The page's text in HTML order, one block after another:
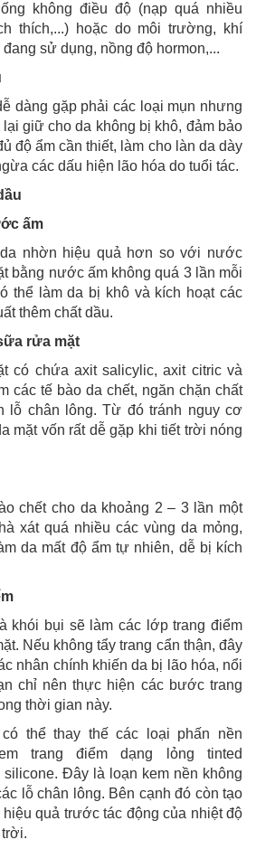
không điều độ (nạp quá nhiều
thích,...) hoặc do môi trường, khí
đang sử dụng, nồng độ hormon,...
dàng gặp phải các loại mụn nhưng
giữ cho da không bị khô, đảm bảo
độ ẩm cần thiết, làm cho làn da dày
các dấu hiện lão hóa do tuổi tác.
ấm
nhờn hiệu quả hơn so với nước
bằng nước ấm không quá 3 lần mỗi
thể làm da bị khô và kích hoạt các
thêm chất dầu.
rửa mặt
có chứa axit salicylic, axit citric và
các tế bào da chết, ngăn chặn chất
lỗ chân lông. Từ đó tránh nguy cơ
mặt vốn rất dễ gặp khi tiết trời nóng
chết cho da khoảng 2 – 3 lần một
xát quá nhiều các vùng da mỏng,
da mất độ ẩm tự nhiên, dễ bị kích
khói bụi sẽ làm các lớp trang điểm
Nếu không tẩy trang cẩn thận, đây
nhân chính khiến da bị lão hóa, nổi
chỉ nên thực hiện các bước trang
thời gian này.
thể thay thế các loại phấn nền
trang điểm dạng lỏng tinted
Đây là loạn kem nền không
lỗ chân lông. Bên cạnh đó còn tạo
quả trước tác động của nhiệt độ